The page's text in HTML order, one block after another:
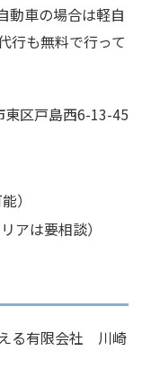
動車の場合は軽自
行も無料で行って
区戸島西6-13-45
）
アは要相談）
る有限会社 川崎